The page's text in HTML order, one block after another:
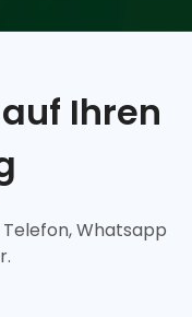
Ihren
Whatsapp